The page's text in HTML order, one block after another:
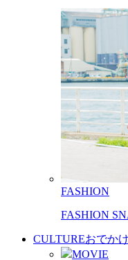
FASHION
FASHION
CULTUREおでか
MOVIE